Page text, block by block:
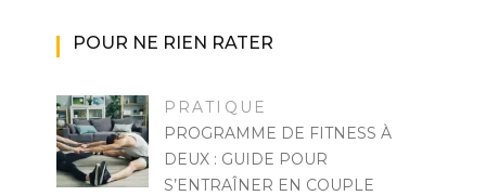
POUR NE RIEN RATER
PRATIQUE
PROGRAMME DE FITNESS À
DEUX : GUIDE POUR
S’ENTRAÎNER EN COUPLE